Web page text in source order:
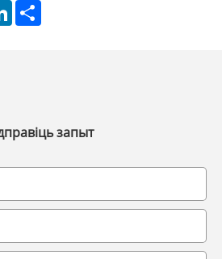
LinkedIn
запыт